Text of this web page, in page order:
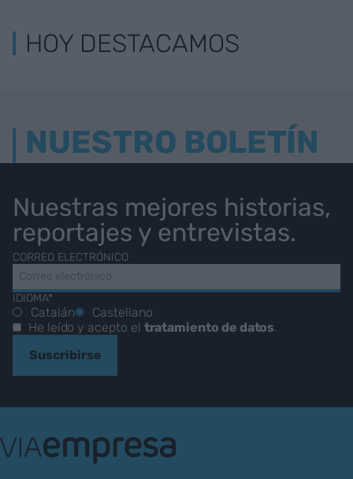
HOY DESTACAMOS
NUESTRO BOLETÍN
Nuestras mejores historias,
reportajes y entrevistas.
CORREO ELECTRÓNICO
IDIOMA*
Catalán
Castellano
He leído y acepto el tratamiento de datos.
Suscribirse